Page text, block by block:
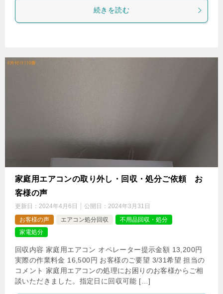
続きを読む
家庭用エアコンの取り外し・回収・処分ご依頼 お
客様の声
更新日： 2024年4月6日 公開日： 2024年3月31日
お客様の声
エアコン処分回収
不用品回収・処分
家電処分
回収内容 家庭用エアコン オペレーター提示金額 13,200円
実際の作業料金 16,500円 お客様のご要望 3/31希望 担当の
コメント 家庭用エアコンの処理にお困りのお客様からご相
談いただきました。指定日に回収可能 […]